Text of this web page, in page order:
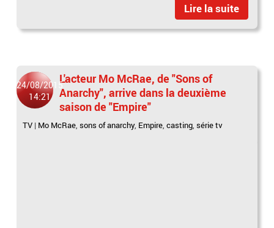
Lire la suite
24/08/2015
14:21
L'acteur Mo McRae, de "Sons of
Anarchy", arrive dans la deuxième
saison de "Empire"
TV | Mo McRae,sons of anarchy, Empire,casting,série tv